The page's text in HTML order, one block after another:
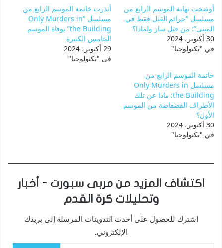
أوضحت نهاية الموسم الرابع من
مسلسل “جرائم القتل فقط في
المبنى”: من قتل ساز ولماذا؟
30 أكتوبر، 2024
في "تكنولوجيا"
أنذرت خاتمة الموسم الرابع من
مسلسل “Only Murders in
the Building” بوفاة الموسم
الخامس الكبيرة
29 أكتوبر، 2024
في "تكنولوجيا"
خاتمة الموسم الرابع من
مسلسل Only Murders in
the Building: ماذا عن تلك
الأطراف الفضفاضة من الموسم
الأول؟
30 أكتوبر، 2024
في "تكنولوجيا"
اكتشاف المزيد من مربى سبورت - أخبار
وتحليلات كرة القدم
اشترك للحصول على أحدث التدوينات المرسلة إلى بريدك
الإلكتروني.
كتابة بريدك الإلكتروني...